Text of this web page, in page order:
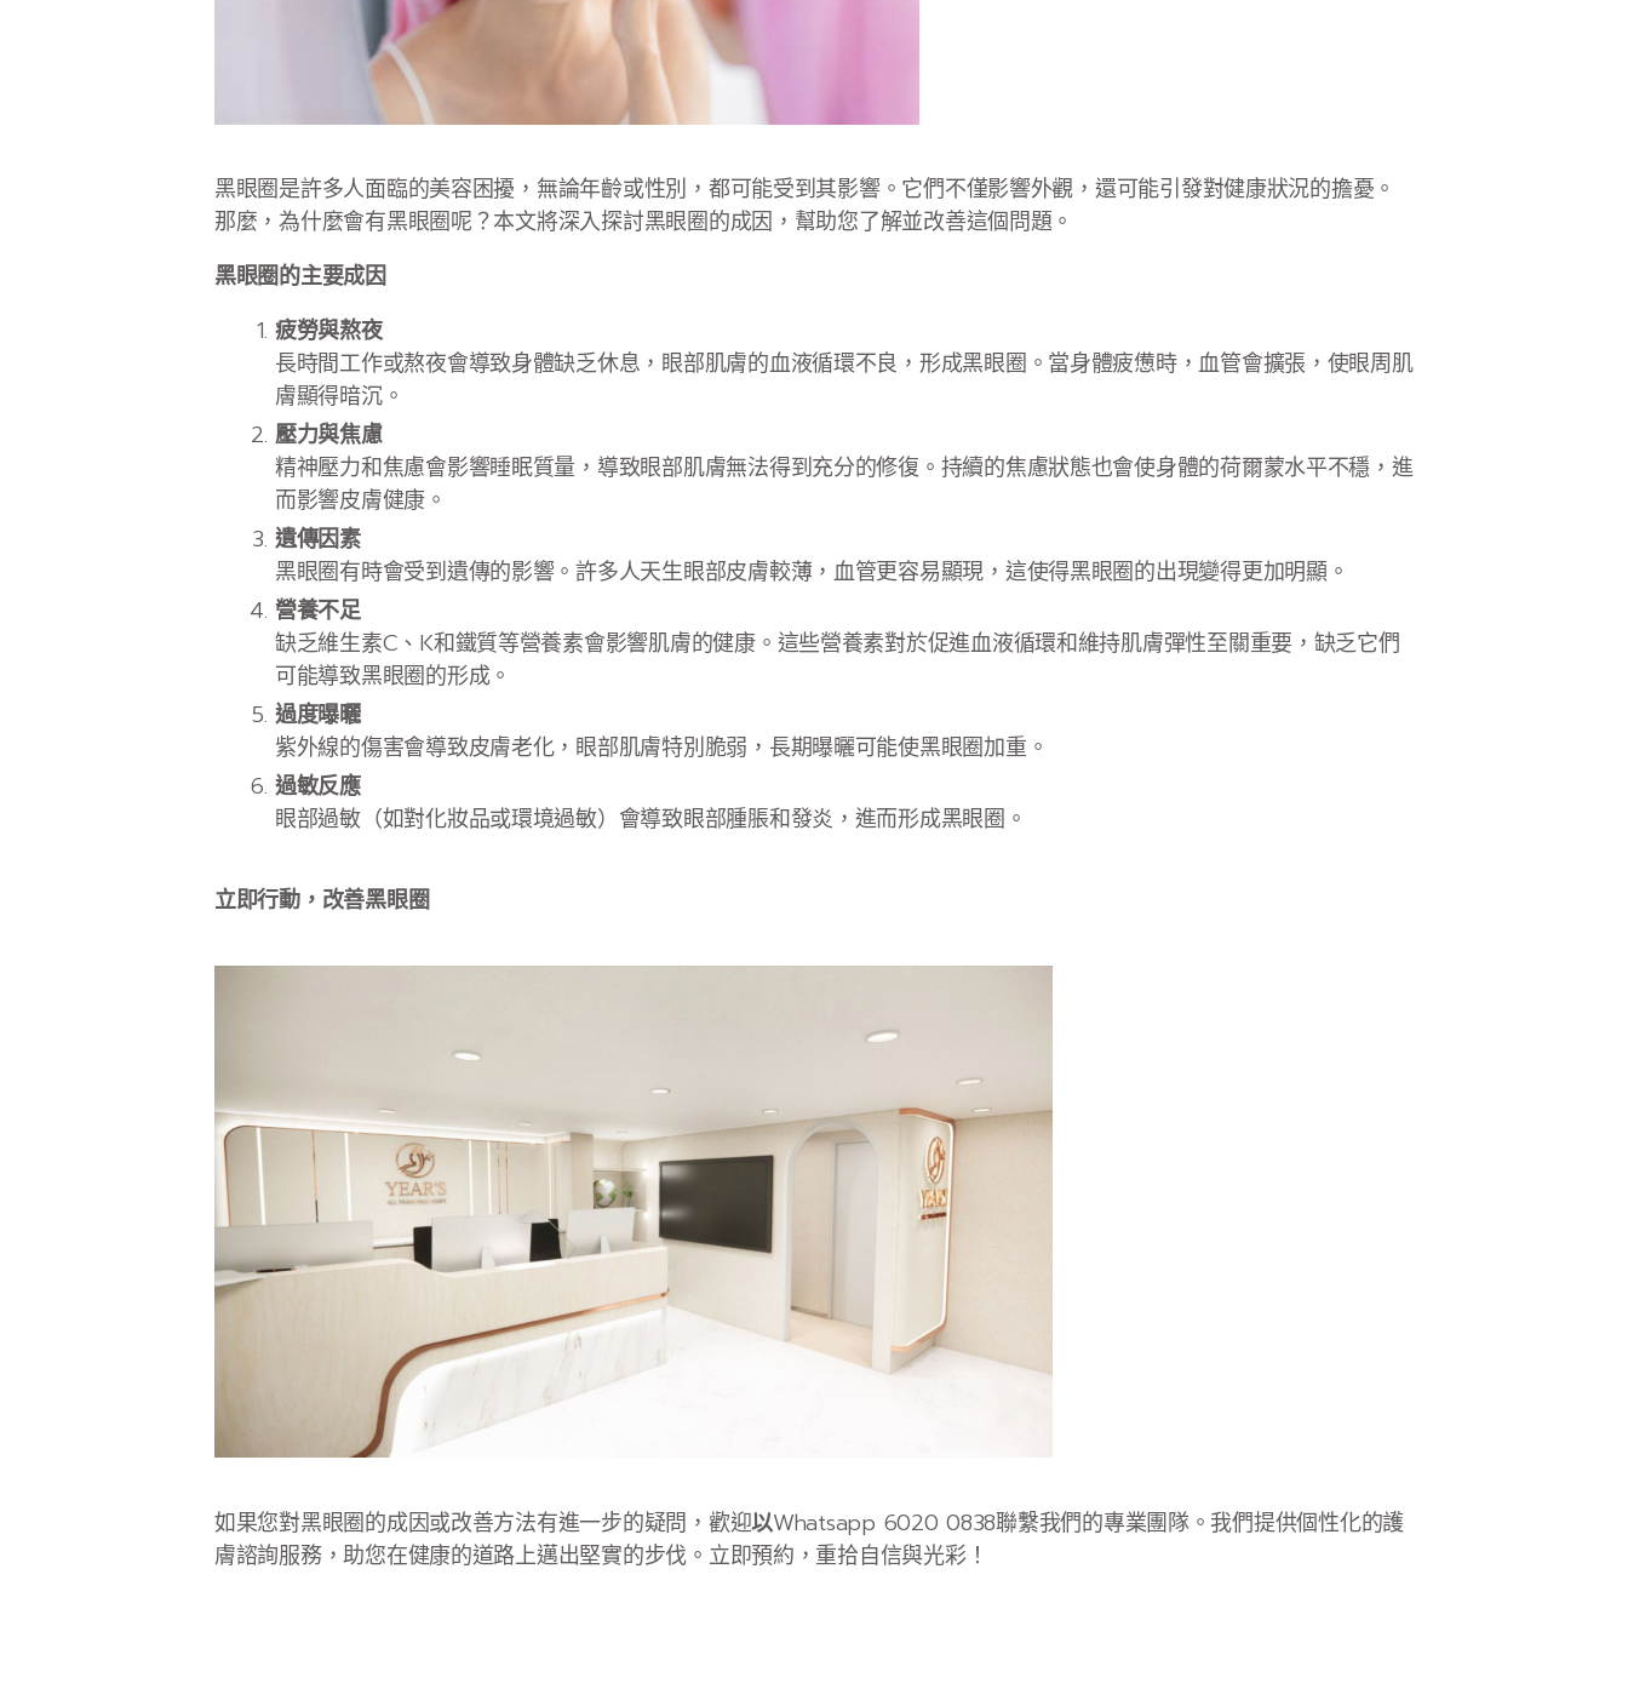
黑眼圈是許多人面臨的美容困擾，無論年齡或性別，都可能受到其影響。它們不僅影響外觀，還可能引發對健康狀況的擔憂。
那麼，為什麼會有黑眼圈呢？本文將深入探討黑眼圈的成因，幫助您了解並改善這個問題。
黑眼圈的主要成因
疲勞與熬夜
長時間工作或熬夜會導致身體缺乏休息，眼部肌膚的血液循環不良，形成黑眼圈。當身體疲憊時，血管會擴張，使眼周肌
膚顯得暗沉。
壓力與焦慮
精神壓力和焦慮會影響睡眠質量，導致眼部肌膚無法得到充分的修復。持續的焦慮狀態也會使身體的荷爾蒙水平不穩，進
而影響皮膚健康。
遺傳因素
黑眼圈有時會受到遺傳的影響。許多人天生眼部皮膚較薄，血管更容易顯現，這使得黑眼圈的出現變得更加明顯。
營養不足
缺乏維生素C、K和鐵質等營養素會影響肌膚的健康。這些營養素對於促進血液循環和維持肌膚彈性至關重要，缺乏它們
可能導致黑眼圈的形成。
過度曝曬
紫外線的傷害會導致皮膚老化，眼部肌膚特別脆弱，長期曝曬可能使黑眼圈加重。
過敏反應
眼部過敏（如對化妝品或環境過敏）會導致眼部腫脹和發炎，進而形成黑眼圈。
立即行動，改善黑眼圈
如果您對黑眼圈的成因或改善方法有進一步的疑問，歡迎以Whatsapp 6020 0838聯繫我們的專業團隊。我們提供個性化的護
膚諮詢服務，助您在健康的道路上邁出堅實的步伐。立即預約，重拾自信與光彩！